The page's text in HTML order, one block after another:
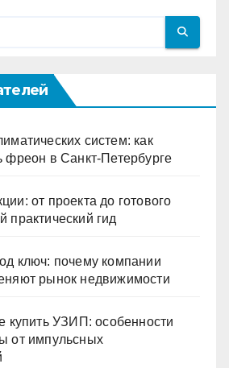
систем: как
фреон в Санкт-Петербурге
от проекта до готового
практический гид
ключ: почему компании
рынок недвижимости
купить УЗИП: особенности
от импульсных